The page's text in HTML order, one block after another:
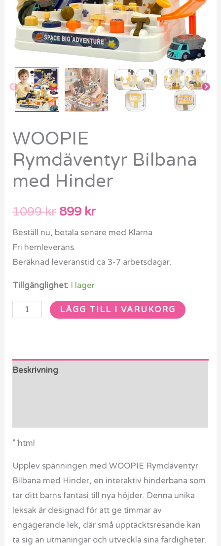
WOOPIE
Rymdäventyr Bilbana
med Hinder
1099kr 899 kr
Beställ nu, betala senare med Klarna.
Fri hemleverans.
Beräknad leveranstid ca 3-7 arbetsdagar.
Tillgänglighet: I lager
LÄGG TILL I VARUKORG
Beskrivning
”`html
Upplev spänningen med WOOPIE Rymdäventyr
Bilbana med Hinder, en interaktiv hinderbana som
tar ditt barns fantasi till nya höjder. Denna unika
leksak är designad för att ge timmar av
engagerande lek, där små upptäcktsresande kan
ta sig an utmaningar och utveckla sina färdigheter.